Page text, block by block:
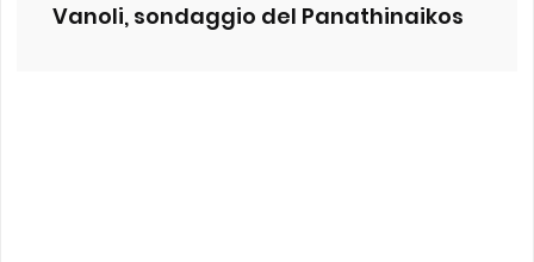
Vanoli, sondaggio del Panathinaikos